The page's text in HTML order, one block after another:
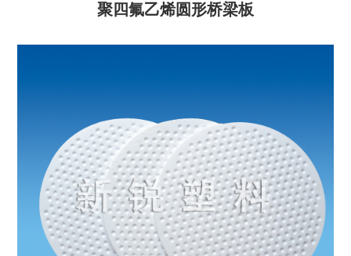
聚四氟乙烯圆形桥梁板